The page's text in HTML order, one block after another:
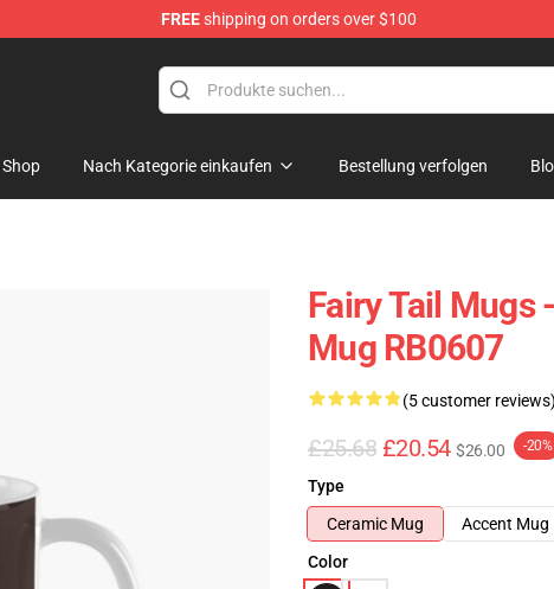
FREEshipping on orders over $100
Shop Nach Kategorie einkaufen Bestellung verfolgen
Fairy Tail Mugs
Mug RB0607
(5 customer reviews)
£25.68 £20.54 $26.00 -20%
Type
Ceramic Mug
Accent Mug
Color